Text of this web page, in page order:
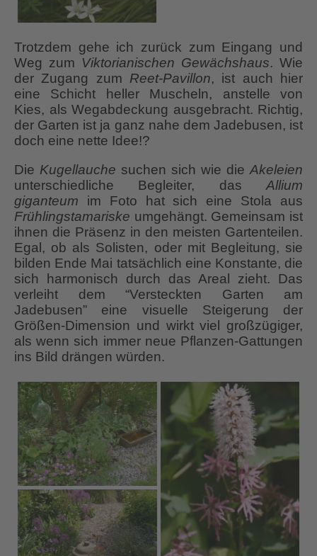
Trotzdem gehe ich zurück zum Eingang und
Weg zum Viktorianischen Gewächshaus. Wie
der Zugang zum Reet-Pavillon, ist auch hier
eine Schicht heller Muscheln, anstelle von
Kies, als Wegabdeckung ausgebracht. Richtig,
der Garten ist ja ganz nahe dem Jadebusen, ist
doch eine nette Idee!?
Die Kugellauche suchen sich wie die Akeleien
unterschiedliche Begleiter, das Allium
giganteum im Foto hat sich eine Stola aus
Frühlingstamariske umgehängt. Gemeinsam ist
ihnen die Präsenz in den meisten Gartenteilen.
Egal, ob als Solisten, oder mit Begleitung, sie
bilden Ende Mai tatsächlich eine Konstante, die
sich harmonisch durch das Areal zieht. Das
verleiht dem “Versteckten Garten am
Jadebusen” eine visuelle Steigerung der
Größen-Dimension und wirkt viel großzügiger,
als wenn sich immer neue Pflanzen-Gattungen
ins Bild drängen würden.